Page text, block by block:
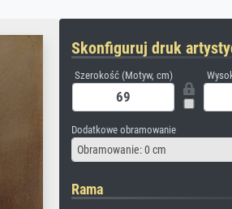
Skonfiguruj druk
Szerokość (Motyw, cm)
Dodatkowe obramowanie
Obramowanie: 0 cm
Rama